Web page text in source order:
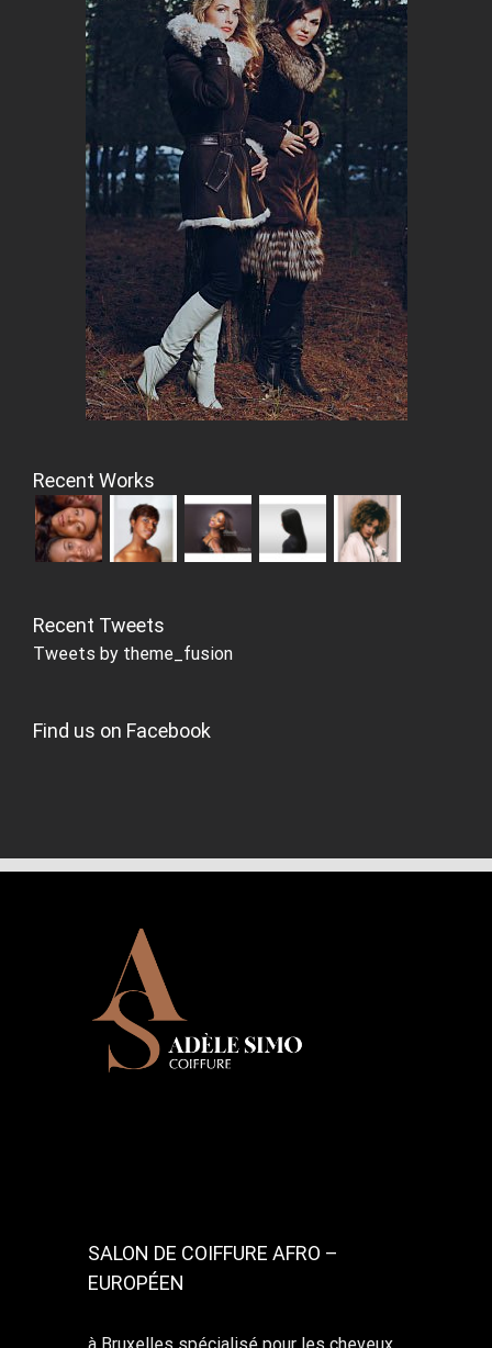
Recent Works
Recent Tweets
Tweets by theme_fusion
Find us on Facebook
SALON DE COIFFURE AFRO –
EUROPÉEN
à Bruxelles spécialisé pour les cheveux